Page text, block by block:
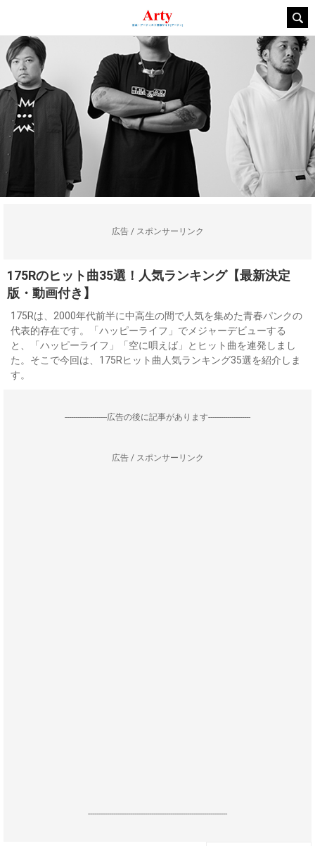
広告 / スポンサーリンク
175Rのヒット曲35選！人気ランキング【最新決定
版・動画付き】
175Rは、2000年代前半に中高生の間で人気を集めた青春パンクの
代表的存在です。「ハッピーライフ」でメジャーデビューする
と、「ハッピーライフ」「空に唄えば」とヒット曲を連発しまし
た。そこで今回は、175Rヒット曲人気ランキング35選を紹介しま
す。
--------------------広告の後に記事があります--------------------
広告 / スポンサーリンク
------------------------------------------------------------------